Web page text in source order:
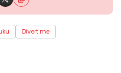
Divert me